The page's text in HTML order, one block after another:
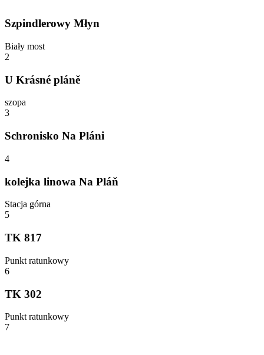
Szpindlerowy Młyn
Biały most
2
U Krásné pláně
szopa
3
Schronisko Na Pláni
4
kolejka linowa Na Pláň
Stacja górna
5
TK 817
Punkt ratunkowy
6
TK 302
Punkt ratunkowy
7